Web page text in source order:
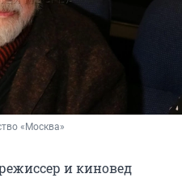
«Москва»
и киновед